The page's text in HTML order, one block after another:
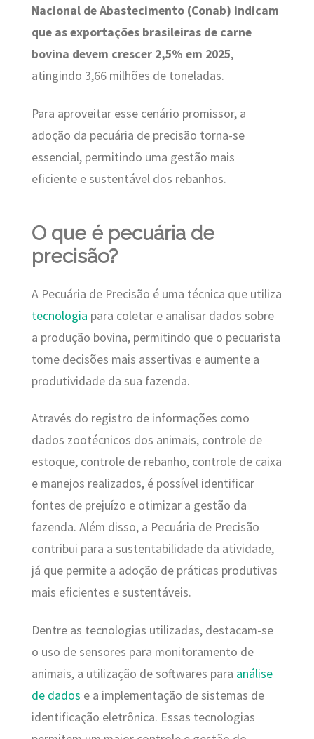
Nacional de Abastecimento (Conab) indicam
que as exportações brasileiras de carne
bovina devem crescer 2,5% em 2025,
atingindo 3,66 milhões de toneladas.
Para aproveitar esse cenário promissor, a
adoção da pecuária de precisão torna-se
essencial, permitindo uma gestão mais
eficiente e sustentável dos rebanhos.
O que é pecuária de
precisão?
A Pecuária de Precisão é uma técnica que utiliza
tecnologia para coletar e analisar dados sobre
a produção bovina, permitindo que o pecuarista
tome decisões mais assertivas e aumente a
produtividade da sua fazenda.
Através do registro de informações como
dados zootécnicos dos animais, controle de
estoque, controle de rebanho, controle de caixa
e manejos realizados, é possível identificar
fontes de prejuízo e otimizar a gestão da
fazenda. Além disso, a Pecuária de Precisão
contribui para a sustentabilidade da atividade,
já que permite a adoção de práticas produtivas
mais eficientes e sustentáveis.
Dentre as tecnologias utilizadas, destacam-se
o uso de sensores para monitoramento de
animais, a utilização de softwares para análise
de dados e a implementação de sistemas de
identificação eletrônica. Essas tecnologias